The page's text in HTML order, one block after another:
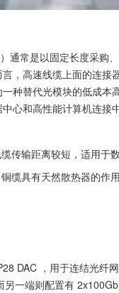
通常是以固定长度采购
，高速线缆上面的连
种替代光模块的低成
心和高性能计算机连接
传输距离较短，适用于
缆具有天然散热器的作
DAC ，用于连结光纤
一端则配置有